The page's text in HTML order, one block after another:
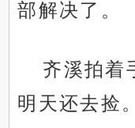
部解决了。
齐溪拍着
明天还去捡